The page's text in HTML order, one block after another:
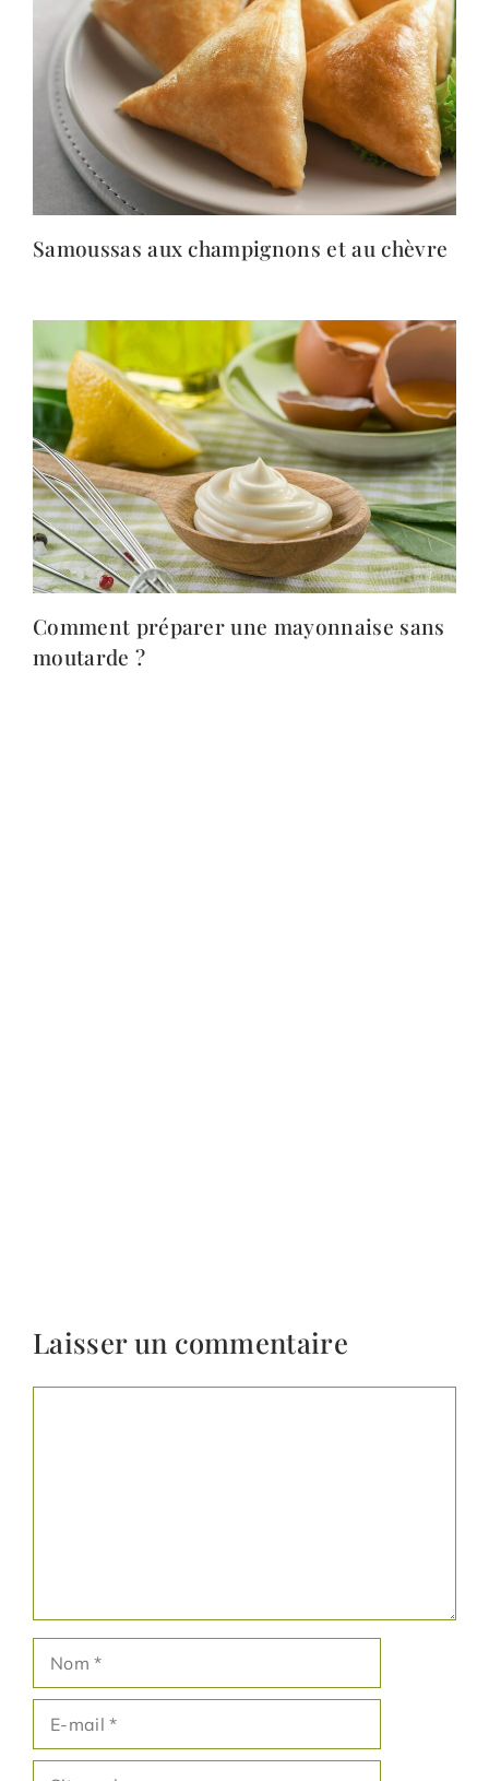
Samoussas aux champignons et au chèvre
Comment préparer une mayonnaise sans
moutarde ?
Laisser un commentaire
mail